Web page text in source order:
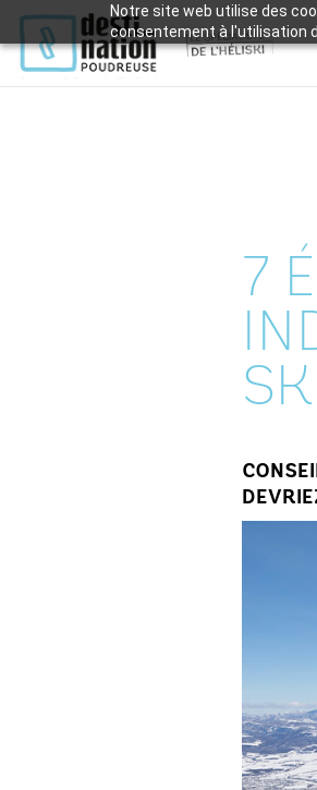
Notre site web utilise des
consentement à l'utilisation
7